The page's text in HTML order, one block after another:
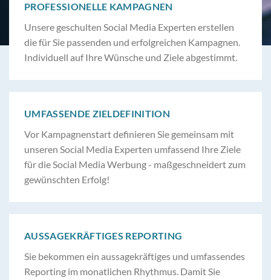
PROFESSIONELLE KAMPAGNEN
Unsere geschulten Social Media Experten erstellen
die für Sie passenden und erfolgreichen Kampagnen.
Individuell auf Ihre Wünsche und Ziele abgestimmt.
UMFASSENDE ZIELDEFINITION
Vor Kampagnenstart definieren Sie gemeinsam mit
unseren Social Media Experten umfassend Ihre Ziele
für die Social Media Werbung - maßgeschneidert zum
gewünschten Erfolg!
AUSSAGEKRÄFTIGES REPORTING
Sie bekommen ein aussagekräftiges und umfassendes
Reporting im monatlichen Rhythmus. Damit Sie